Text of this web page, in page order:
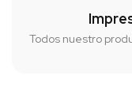
Todos nuestro